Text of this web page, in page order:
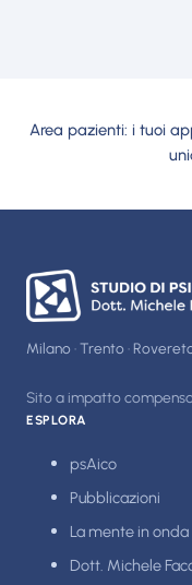
Area pazienti: i tuoi
Milano · Trento ·
Sito a impatto
ESPLORA
psAico
Pubblicazioni
La mente in
Dott. Michele